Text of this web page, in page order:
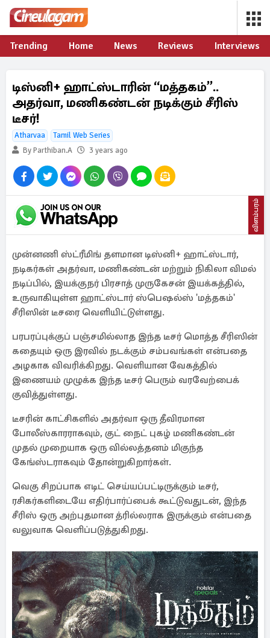
Trending Home News Reviews Interviews
டிஸ்னி+ ஹாட்ஸ்டாரின் “மத்தகம்”..
அதர்வா, மணிகண்டன் நடிக்கும் சீரிஸ்
டீசர்!
Atharvaa
Tamil Web Series
By Parthiban.A
3 years ago
விளம்பரம்
முன்னணி ஸ்ட்ரீமிங் தளமான டிஸ்னி+ ஹாட்ஸ்டார்,
நடிகர்கள் அதர்வா, மணிகண்டன் மற்றும் நிகிலா விமல்
நடிப்பில், இயக்குநர் பிரசாத் முருகேசன் இயக்கத்தில்,
உருவாகியுள்ள ஹாட்ஸ்டார் ஸ்பெஷல்ஸ் 'மத்தகம்'
சீரிஸின் டீசரை வெளியிட்டுள்ளது.
பரபரப்புக்குப் பஞ்சமில்லாத இந்த டீசர் மொத்த சீரிஸின்
கதையும் ஒரு இரவில் நடக்கும் சம்பவங்கள் என்பதை
அழகாக விவரிக்கிறது. வெளியான வேகத்தில்
இணையம் முழுக்க இந்த டீசர் பெரும் வரவேற்பைக்
குவித்துள்ளது.
டீசரின் காட்சிகளில் அதர்வா ஒரு தீவிரமான
போலீஸ்காரராகவும், குட் நைட் புகழ் மணிகண்டன்
முதல் முறையாக ஒரு வில்லத்தனம் மிகுந்த
கேங்ஸ்டராகவும் தோன்றுகிறார்கள்.
வெகு சிறப்பாக எடிட் செய்யப்பட்டிருக்கும் டீசர்,
ரசிகர்களிடையே எதிர்பார்ப்பைக் கூட்டுவதுடன், இந்த
சீரிஸ் ஒரு அற்புதமான த்ரில்லராக இருக்கும் என்பதை
வலுவாக வெளிப்படுத்துகிறது.